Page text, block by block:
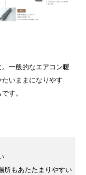
。一般的なエアコン暖
いままになりやす
す。
所もあたたまりやすい